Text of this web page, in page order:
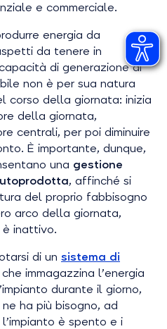
e commerciale.
energia da
da tenere in
di generazione di
non è per sua natura
corso della giornata: inizia
della giornata,
centrali, per poi diminuire
È importante, dunque,
una gestione
, affinché si
del proprio fabbisogno
arco della giornata,
è inattivo.
di un sistema di
che immagazzina l’energia
durante il giorno,
ha più bisogno, ad
è spento e i